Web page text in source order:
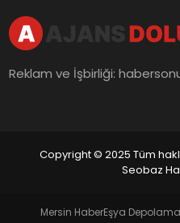
Reklam ve İşbirliği:
Copyright © 2025 Tüm
Seobaz
Mersin HaberEşya Depolama